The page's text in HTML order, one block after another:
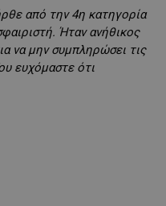
από την 4η κατηγορία
Ήταν ανήθικος
να μην συμπληρώσει τις
ευχόμαστε ότι